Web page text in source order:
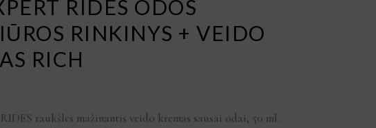
RIDES ODOS
RINKINYS + VEIDO
RICH
raukšles mažinantis veido kremas sausai odai, 50 ml.